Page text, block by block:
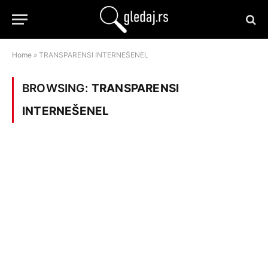
Home » TRANSPARENSI INTERNEŠENEL
BROWSING: TRANSPARENSI
INTERNEŠENEL